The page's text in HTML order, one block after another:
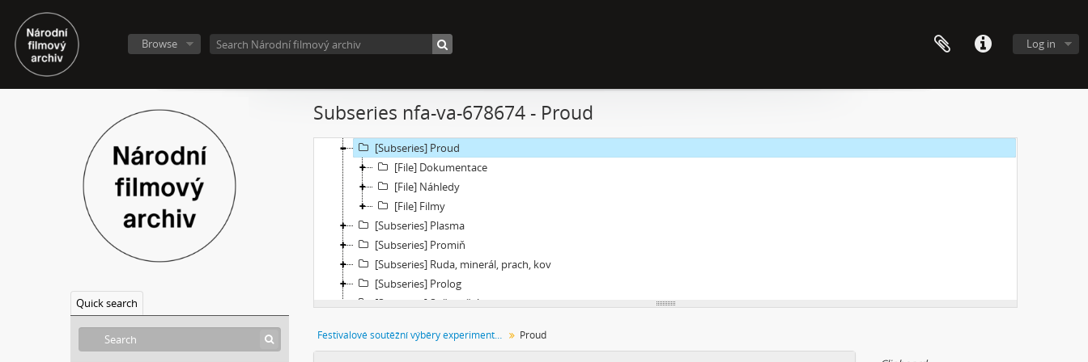
Log in
Browse
Quick search
Subseries nfa-va-678674 - Proud
[Subseries] Kamenolom
[Subseries] Modli se jestli chceš aby se země přiblížila a nebe promluvilo s tebou
[Subseries] Naléhající myšlenka
[Subseries] Pelvic Chain
[Subseries] Proud
[File] Dokumentace
[File] Náhledy
[File] Filmy
[Subseries] Plasma
[Subseries] Promiň
[Subseries] Ruda, minerál, prach, kov
[Subseries] Prolog
[Subseries] Sněm věcí
[Subseries] I’m Doing Great (I’m Doing Great)
Festivalové soutěžní výběry experimentálního filmu a videoartu Proud